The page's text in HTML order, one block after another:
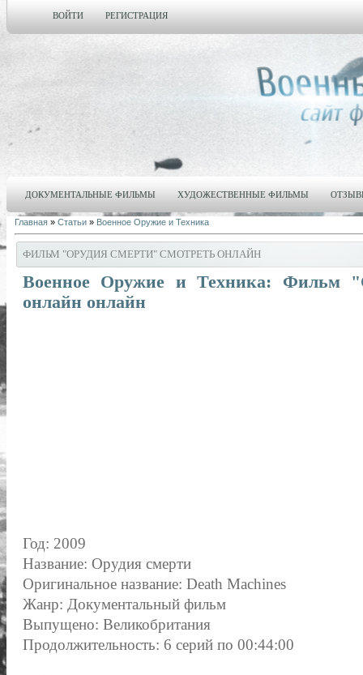
ВОЙТИ РЕГИСТРАЦИЯ
ДОКУМЕНТАЛЬНЫЕ ФИЛЬМЫ ХУДОЖЕСТВЕННЫЕ ФИЛЬМЫ
Главная » Статьи » Военное Оружие и Техника
ФИЛЬМ "ОРУДИЯ СМЕРТИ" СМОТРЕТЬ ОНЛАЙН
Военное Оружие и Техника: Фильм
онлайн онлайн
Год: 2009
Название: Орудия смерти
Оригинальное название: Death Machines
Жанр: Документальный фильм
Выпущено: Великобритания
Продолжительность: 6 серий по 00:44:00